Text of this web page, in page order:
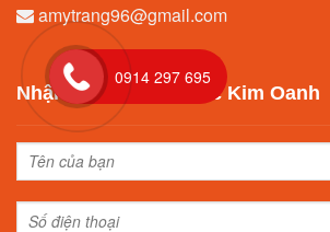
amytrang96@gmail.com
Nhận tư vấn từ Địa ốc Kim Oanh
0914 297 695